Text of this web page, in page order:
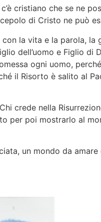
cristiano che se ne
di Cristo ne può
la vita e la parola, la
dell’uomo e Figlio di
ogni uomo,
il Risorto è salito al
crede nella
per poi mostrarlo al
un mondo da